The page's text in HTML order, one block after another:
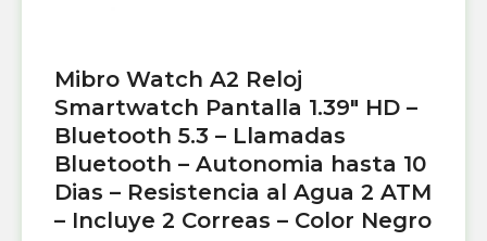
Mibro Watch A2 Reloj
Smartwatch Pantalla 1.39″ HD –
Bluetooth 5.3 – Llamadas
Bluetooth – Autonomia hasta 10
Dias – Resistencia al Agua 2 ATM
– Incluye 2 Correas – Color Negro